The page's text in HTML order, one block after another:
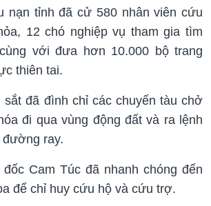
nạn tỉnh đã cử 580 nhân viên cứu
12 chó nghiệp vụ tham gia tìm
với đưa hơn 10.000 bộ trang
thiên tai.
đã đình chỉ các chuyến tàu chở
đi qua vùng động đất và ra lệnh
đường ray.
Cam Túc đã nhanh chóng đến
để chỉ huy cứu hộ và cứu trợ.